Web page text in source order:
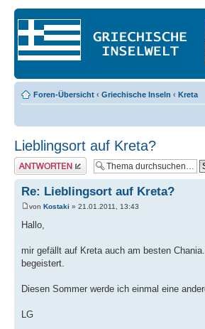
Foren-Übersicht ‹ Griechische Inseln ‹ Kreta
Lieblingsort auf Kreta?
Antwort erstellen
Re: Lieblingsort auf Kreta?
von Kostaki » 21.01.2011, 13:43
Hallo,
mir gefällt auf Kreta auch am besten
begeistert.
Diesen Sommer werde ich einmal eine
LG